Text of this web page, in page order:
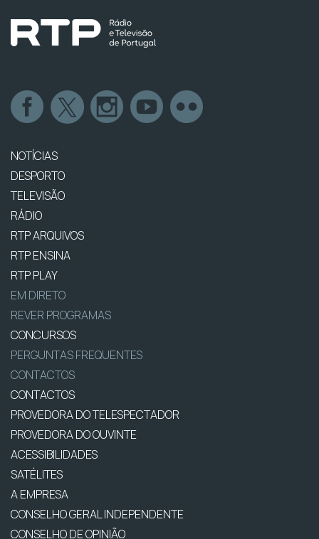
NOTÍCIAS
DESPORTO
TELEVISÃO
RÁDIO
RTP ARQUIVOS
RTP ENSINA
RTP PLAY
EM DIRETO
REVER PROGRAMAS
CONCURSOS
PERGUNTAS FREQUENTES
CONTACTOS
CONTACTOS
PROVEDORA DO TELESPECTADOR
PROVEDORA DO OUVINTE
ACESSIBILIDADES
SATÉLITES
A EMPRESA
CONSELHO GERAL INDEPENDENTE
CONSELHO DE OPINIÃO